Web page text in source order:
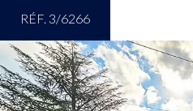
RÉF. 3/6266